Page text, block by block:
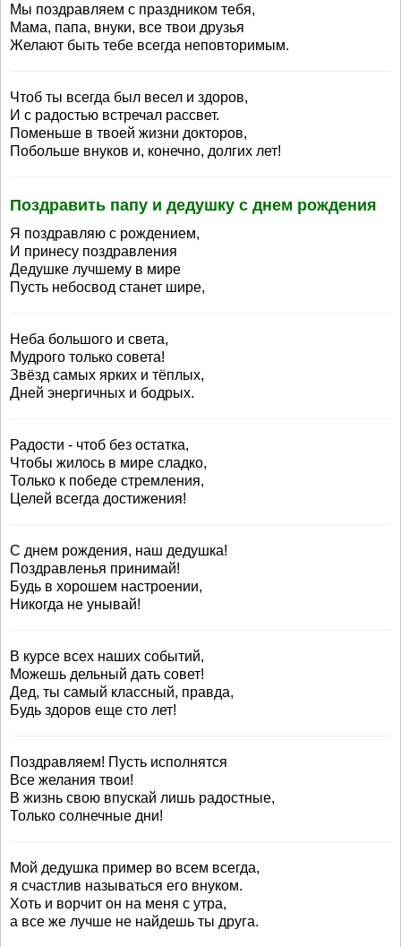
Мы поздравляем с праздником тебя,
Мама, папа, внуки, все твои друзья
Желают быть тебе всегда неповторимым.
Чтоб ты всегда был весел и здоров,
И с радостью встречал рассвет.
Поменьше в твоей жизни докторов,
Побольше внуков и, конечно, долгих лет!
Поздравить папу и дедушку с днем рождения
Я поздравляю с рождением,
И принесу поздравления
Дедушке лучшему в мире
Пусть небосвод станет шире,
Неба большого и света,
Мудрого только совета!
Звёзд самых ярких и тёплых,
Дней энергичных и бодрых.
Радости - чтоб без остатка,
Чтобы жилось в мире сладко,
Только к победе стремления,
Целей всегда достижения!
С днем рождения, наш дедушка!
Поздравленья принимай!
Будь в хорошем настроении,
Никогда не унывай!
В курсе всех наших событий,
Можешь дельный дать совет!
Дед, ты самый классный, правда,
Будь здоров еще сто лет!
Поздравляем! Пусть исполнятся
Все желания твои!
В жизнь свою впускай лишь радостные,
Только солнечные дни!
Мой дедушка пример во всем всегда,
я счастлив называться его внуком.
Хоть и ворчит он на меня с утра,
а все же лучше не найдешь ты друга.